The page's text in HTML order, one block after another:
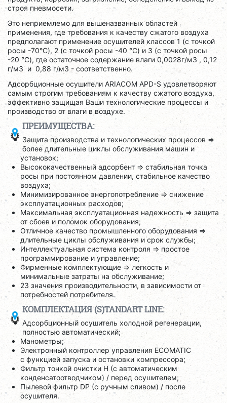
строя пневмосети.
Это неприемлемо для вышеназванных областей
применения, где требования к качеству сжатого воздуха
предполагают применение осушителей классов 1 (с точкой
росы -70°C), 2 (с точкой росы -40 °C) и 3 (с точкой росы
-20 °C), где остаточное содержание влаги 0,0028г/м3 , 0,12
г/м3 и 0,88 г/м3 - соответственно.
Адсорбционные осушители ARIACOM APD-S удовлетворяют
самым строгим требованиям к качеству сжатого воздуха,
эффективно защищая Ваши технологические процессы и
производство от влаги в воздухе.
ПРЕИМУЩЕСТВА:
Защита производства и технологических процессов =>
более длительные циклы обслуживания машин и
установок;
Высококачественный адсорбент => стабильная точка
росы при постоянном давлении, стабильное качество
воздуха;
Минимизированное энергопотребление => снижение
эксплуатационных расходов;
Максимальная эксплуатационная надежность => защита
от сбоев и поломок оборудования;
Отличное качество промышленного оборудования =>
длительные циклы обслуживания и срок службы;
Интеллектуальная система контроля => простое
программирование и управление;
Фирменные комплектующие => легкость и
минимальные затраты на обслуживание;
23 значения производительности, в зависимости от
потребностей потребителя.
КОМПЛЕКТАЦИЯ (S)TANDART LINE:
Адсорбционный осушитель холодной регенерации,
полностью автоматический;
Манометры;
Электронный контроллер управления ECOMATIC
с функцией запуска и остановки компрессора;
Фильтр тонкой очистки H (с автоматическим
конденсатоотводчиком) / перед осушителем;
Пылевой фильтр DP (с ручным сливом) / после
осушителя.